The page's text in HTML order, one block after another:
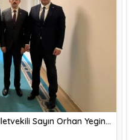
Sayın Orhan Yegin…